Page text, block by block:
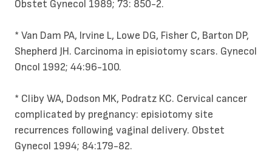
Obstet Gynecol 1989; 73: 850-2.
* Van Dam PA, Irvine L, Lowe DG, Fisher C, Barton DP,
Shepherd JH. Carcinoma in episiotomy scars. Gynecol
Oncol 1992; 44:96-100.
* Cliby WA, Dodson MK, Podratz KC. Cervical cancer
complicated by pregnancy: episiotomy site
recurrences following vaginal delivery. Obstet
Gynecol 1994; 84:179-82.